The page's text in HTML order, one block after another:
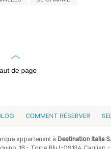
de page
COMMENT RÉSERVER
appartenant àDestination Italia